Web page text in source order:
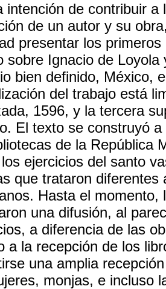
intención de contribuir
de un autor y su
presentar los
sobre Ignacio de
bien definido, México,
del trabajo está
1596, y la tercera
El texto se construyó
de la República
ejercicios del santo
que trataron
Hasta el
una difusión, al
a diferencia de las
a la recepción de los
una amplia
monjas, e incluso